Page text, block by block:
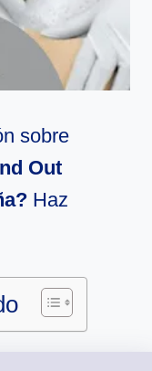
sobre
Out
Haz